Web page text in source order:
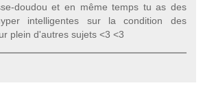
doudou et en même temps tu as des
intelligentes sur la condition des
plein d'autres sujets <3 <3